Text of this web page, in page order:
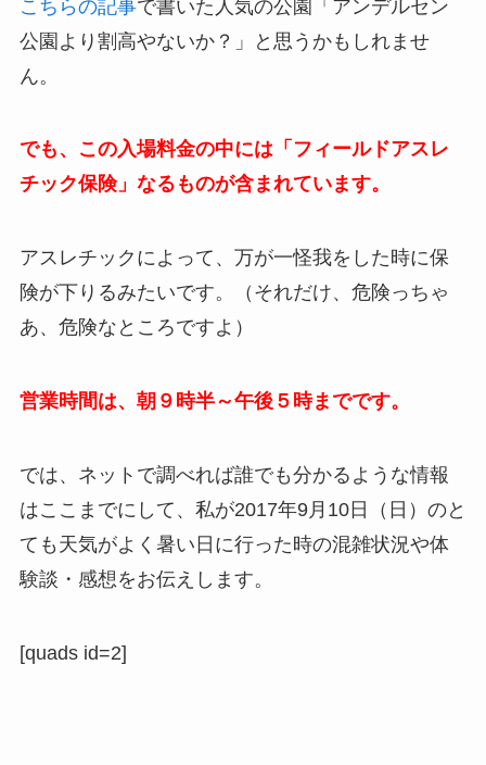
こちらの記事で書いた人気の公園「アンデルセン
公園より割高やないか？」と思うかもしれませ
ん。
でも、この入場料金の中には「フィールドアスレ
チック保険」なるものが含まれています。
アスレチックによって、万が一怪我をした時に保
険が下りるみたいです。（それだけ、危険っちゃ
あ、危険なところですよ）
営業時間は、朝９時半～午後５時までです。
では、ネットで調べれば誰でも分かるような情報
はここまでにして、私が2017年9月10日（日）のと
ても天気がよく暑い日に行った時の混雑状況や体
験談・感想をお伝えします。
[quads id=2]